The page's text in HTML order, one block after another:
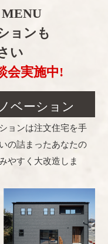
ョンも
い
会実施中!
ベーション
ョンは注文住宅を手
の詰まったあなたの
やすく大改造しま